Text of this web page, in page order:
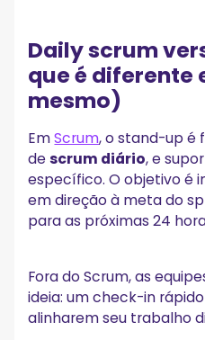
Daily scrum
que é diferente
mesmo)
EmScrum, o stand-up é
descrum diário, e
específico. O objetivo é
em direção à meta do
para as próximas 24
Fora do Scrum, as
ideia: um check-in
alinharem seu trabalho